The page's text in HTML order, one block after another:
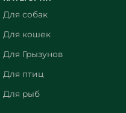
Для собак
Для кошек
Для Грызунов
Для птиц
Для рыб